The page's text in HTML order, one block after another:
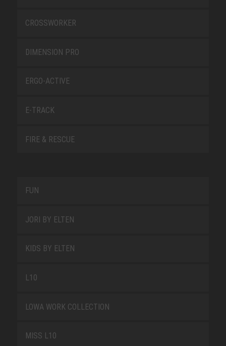
CROSSWORKER
DIMENSION PRO
ERGO-ACTIVE
E-TRACK
FIRE & RESCUE
FUN
JORI BY ELTEN
KIDS BY ELTEN
L10
LOWA WORK COLLECTION
MISS L10